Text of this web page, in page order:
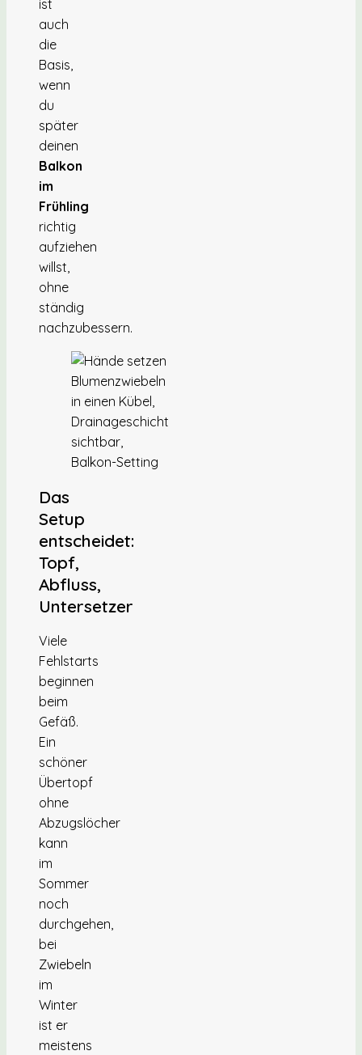
ist
auch
die
Basis,
wenn
du
später
deinen
Balkon
im
Frühling
richtig
aufziehen
willst,
ohne
ständig
nachzubessern.
Das
Setup
entscheidet:
Topf,
Abfluss,
Untersetzer
Viele
Fehlstarts
beginnen
beim
Gefäß.
Ein
schöner
Übertopf
ohne
Abzugslöcher
kann
im
Sommer
noch
durchgehen,
bei
Zwiebeln
im
Winter
ist er
meistens